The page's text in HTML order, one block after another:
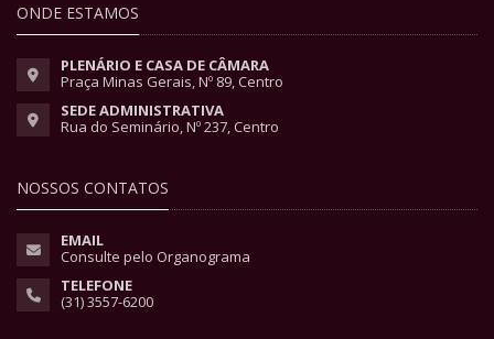
ONDE ESTAMOS
PLENÁRIO E CASA DE CÂMARA
Praça Minas Gerais, Nº 89, Centro
SEDE ADMINISTRATIVA
Rua do Seminário, Nº 237, Centro
NOSSOS CONTATOS
EMAIL
Consulte pelo Organograma
TELEFONE
(31) 3557-6200